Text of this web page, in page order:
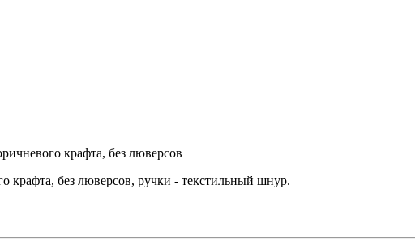
крафта, без люверсов, ручки - текстильный шнур.